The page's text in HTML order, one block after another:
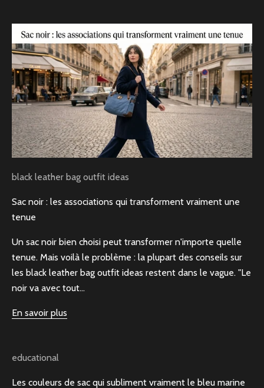
black leather bag outfit ideas
Sac noir : les associations qui transforment vraiment une
tenue
Un sac noir bien choisi peut transformer n'importe quelle
tenue. Mais voilà le problème : la plupart des conseils sur
les black leather bag outfit ideas restent dans le vague. "Le
noir va avec tout...
En savoir plus
educational
Les couleurs de sac qui subliment vraiment le bleu marine